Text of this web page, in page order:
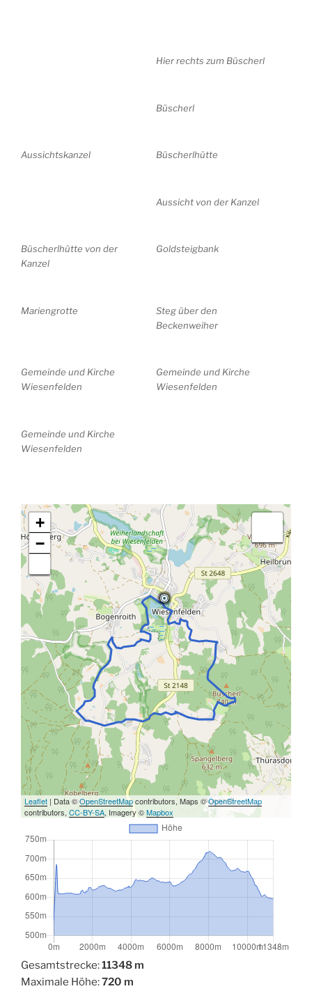
Hier rechts zum Büscherl
Büscherl
Aussichtskanzel Büscherlhütte
Aussicht von der Kanzel
Büscherlhütte von der
Kanzel
Goldsteigbank
Mariengrotte
Steg über den
Beckenweiher
Gemeinde und Kirche
Wiesenfelden
Gemeinde und Kirche
Wiesenfelden
Gemeinde und Kirche
Wiesenfelden
+
−
Leaflet | Data ©OpenStreetMapcontributors, Maps ©OpenStreetMap
contributors, CC-BY-SA, Imagery ©Mapbox
Gesamtstrecke:11348 m
Maximale Höhe:720 m